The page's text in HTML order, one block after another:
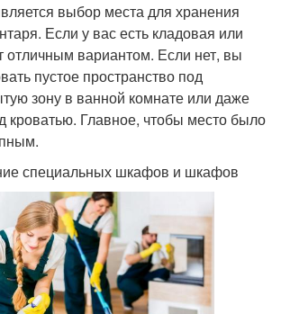
выбор места для хранения
Если у вас есть кладовая или
отличным вариантом. Если нет, вы
пустое пространство под
зону в ванной комнате или даже
кроватью. Главное, чтобы место было
специальных шкафов и шкафов